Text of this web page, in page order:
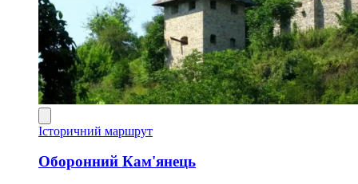
Історичний маршрут
Оборонний Кам'янець